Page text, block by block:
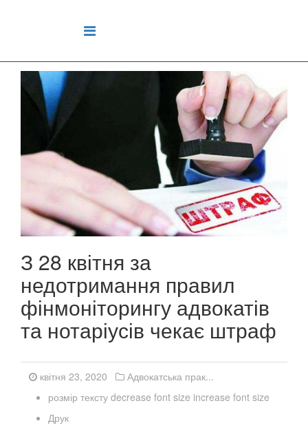
З 28 квітня за
недотримання правил
фінмоніторингу адвокатів
та нотаріусів чекає штраф
квітня 23, 2020
Адвокатська прак...
розмір тексту decrease font size increase font size
Друк